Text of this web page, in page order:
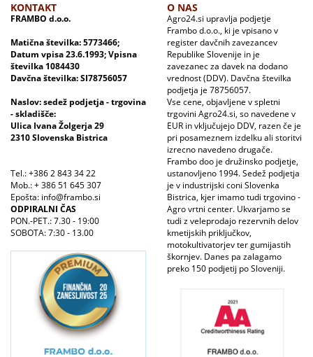
KONTAKT
FRAMBO d.o.o.
Matična številka: 5773466;
Datum vpisa 23.6.1993; Vpisna
številka 1084430
Davčna številka: SI78756057
Naslov: sedež podjetja - trgovina
- skladišče:
Ulica Ivana Žolgerja 29
2310 Slovenska Bistrica
Tel.: +386 2 843 34 22
Mob.: + 386 51 645 307
Epošta: info@frambo.si
ODPIRALNI ČAS
PON.-PET.: 7.30 - 19:00
SOBOTA: 7:30 - 13.00
O NAS
Agro24.si upravlja podjetje
Frambo d.o.o., ki je vpisano v
register davčnih zavezancev
Republike Slovenije in je
zavezanec za davek na dodano
vrednost (DDV). Davčna številka
podjetja je 78756057.
Vse cene, objavljene v spletni
trgovini Agro24.si, so navedene v
EUR in vključujejo DDV, razen če je
pri posameznem izdelku ali storitvi
izrecno navedeno drugače.
Frambo doo je družinsko podjetje,
ustanovljeno 1994. Sedež podjetja
je v industrijski coni Slovenka
Bistrica, kjer imamo tudi trgovino -
Agro vrtni center. Ukvarjamo se
tudi z veleprodajo rezervnih delov
kmetijskih priključkov,
motokultivatorjev ter gumijastih
škornjev. Danes pa zalagamo
preko 150 podjetij po Sloveniji.